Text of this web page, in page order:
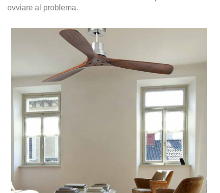
ovviare al problema.